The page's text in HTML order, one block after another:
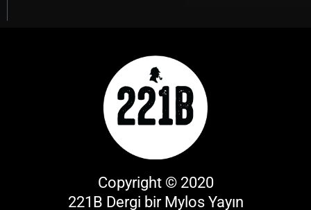
Copyright © 2020
221B Dergi bir Mylos Yayın